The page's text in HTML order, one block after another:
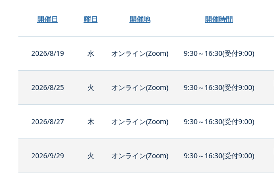
開催日 曜日 開催地 開催時間
2026/8/19 水 オンライン(Zoom) 9:30～16:30(受付9:00)
2026/8/25 火 オンライン(Zoom) 9:30～16:30(受付9:00)
2026/8/27 木 オンライン(Zoom) 9:30～16:30(受付9:00)
2026/9/29 火 オンライン(Zoom) 9:30～16:30(受付9:00)